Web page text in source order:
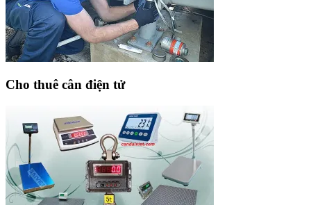
Cho thuê cân điện tử